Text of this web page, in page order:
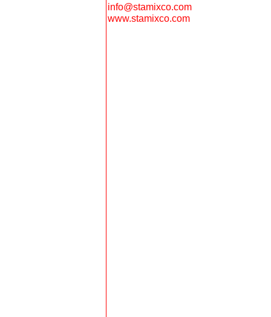
info@stamixco.com
www.stamixco.com